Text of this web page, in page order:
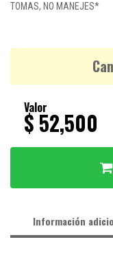
TOMAS, NO MANEJES*
Valor
$ 52,500
Información